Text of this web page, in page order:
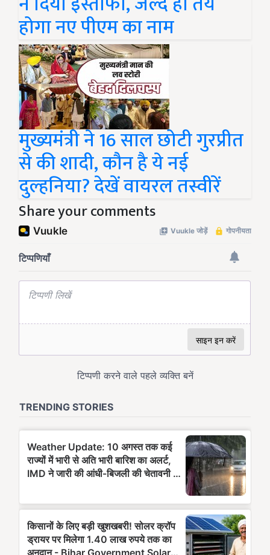
होगा नए पीएम का नाम
मुख्यमंत्री ने 16 साल छोटी गुरप्रीत
से की शादी, कौन है ये नई
दुल्हनिया? देखें वायरल तस्वीरें
Share your comments